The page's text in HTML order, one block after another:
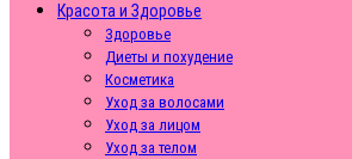
Красота и Здоровье
Здоровье
Диеты и похудение
Косметика
Уход за волосами
Уход за лицом
Уход за телом